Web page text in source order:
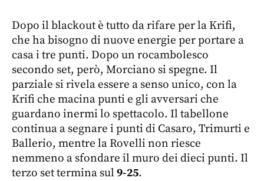
Dopo il blackout è tutto da rifare per la Krifi,
che ha bisogno di nuove energie per portare a
casa i tre punti. Dopo un rocambolesco
secondo set, però, Morciano si spegne. Il
parziale si rivela essere a senso unico, con la
Krifi che macina punti e gli avversari che
guardano inermi lo spettacolo. Il tabellone
continua a segnare i punti di Casaro, Trimurti e
Ballerio, mentre la Rovelli non riesce
nemmeno a sfondare il muro dei dieci punti. Il
terzo set termina sul9-25.